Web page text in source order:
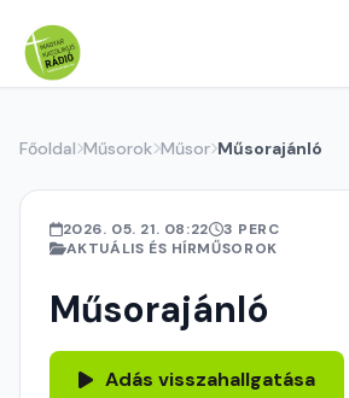
Főoldal Műsorok Műsor Műsorajánló
2026. 05. 21. 08:22
3 PERC
AKTUÁLIS ÉS HÍRMŰSOROK
Műsorajánló
Adás visszahallgatása